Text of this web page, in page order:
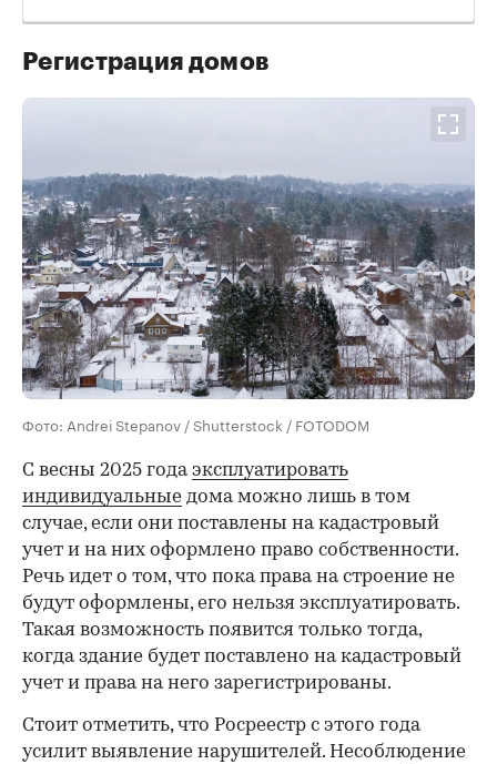
Регистрация домов
Фото: Andrei Stepanov / Shutterstock / FOTODOM
С весны 2025 годаэксплуатировать
индивидуальные дома можно лишь в том
случае, если они поставлены на кадастровый
учет и на них оформлено право собственности.
Речь идет о том, что пока права на строение не
будут оформлены, его нельзя эксплуатировать.
Такая возможность появится только тогда,
когда здание будет поставлено на кадастровый
учет и права на него зарегистрированы.
Стоит отметить, что Росреестр с этого года
усилит выявление нарушителей. Несоблюдение